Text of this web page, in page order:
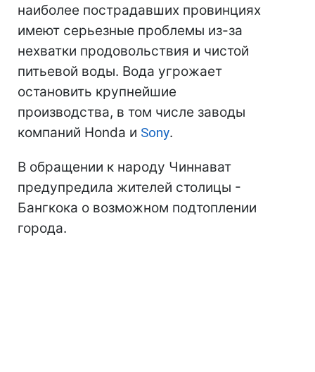
наиболее пострадавших провинциях
имеют серьезные проблемы из-за
нехватки продовольствия и чистой
питьевой воды. Вода угрожает
остановить крупнейшие
производства, в том числе заводы
компаний Honda и Sony.
В обращении к народу Чиннават
предупредила жителей столицы -
Бангкока о возможном подтоплении
города.